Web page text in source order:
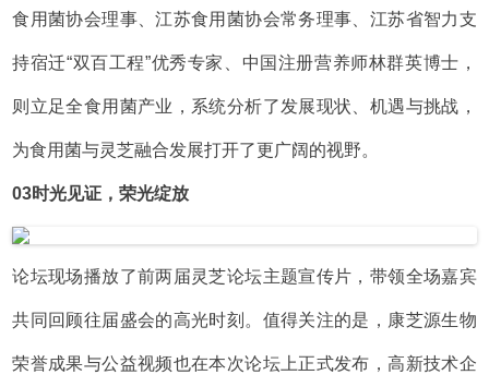
食用菌协会理事、江苏食用菌协会常务理事、江苏省智力支
持宿迁“双百工程”优秀专家、中国注册营养师林群英博士，
则立足全食用菌产业，系统分析了发展现状、机遇与挑战，
为食用菌与灵芝融合发展打开了更广阔的视野。
03时光见证，荣光绽放
论坛现场播放了前两届灵芝论坛主题宣传片，带领全场嘉宾
共同回顾往届盛会的高光时刻。值得关注的是，康芝源生物
荣誉成果与公益视频也在本次论坛上正式发布，高新技术企